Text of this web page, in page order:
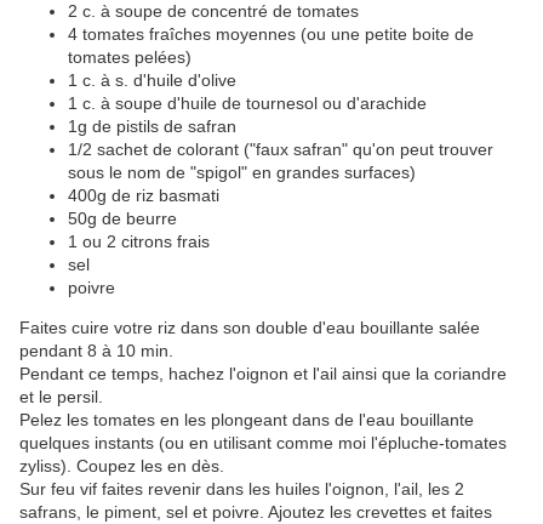
2 c. à soupe de concentré de tomates
4 tomates fraîches moyennes (ou une petite boite de
tomates pelées)
1 c. à s. d'huile d'olive
1 c. à soupe d'huile de tournesol ou d'arachide
1g de pistils de safran
1/2 sachet de colorant ("faux safran" qu'on peut trouver
sous le nom de "spigol" en grandes surfaces)
400g de riz basmati
50g de beurre
1 ou 2 citrons frais
sel
poivre
Faites cuire votre riz dans son double d'eau bouillante salée
pendant 8 à 10 min.
Pendant ce temps, hachez l'oignon et l'ail ainsi que la coriandre
et le persil.
Pelez les tomates en les plongeant dans de l'eau bouillante
quelques instants (ou en utilisant comme moi l'épluche-tomates
zyliss). Coupez les en dès.
Sur feu vif faites revenir dans les huiles l'oignon, l'ail, les 2
safrans, le piment, sel et poivre. Ajoutez les crevettes et faites